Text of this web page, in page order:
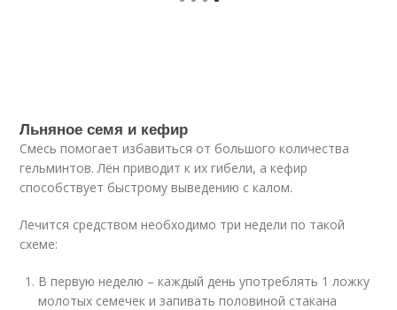
Льняное семя и кефир
Смесь помогает избавиться от большого количества
гельминтов. Лён приводит к их гибели, а кефир
способствует быстрому выведению с калом.
Лечится средством необходимо три недели по такой
схеме:
В первую неделю – каждый день употреблять 1 ложку
молотых семечек и запивать половиной стакана